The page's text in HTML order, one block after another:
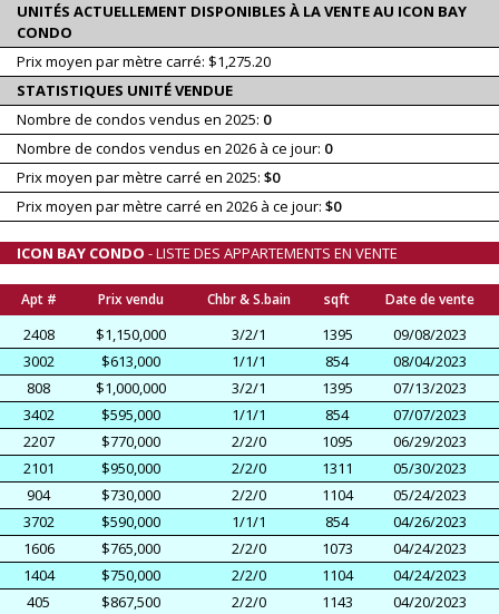
UNITÉS ACTUELLEMENT DISPONIBLES À LA VENTE AU ICON BAY
CONDO
Prix moyen par mètre carré: $1,275.20
STATISTIQUES UNITÉ VENDUE
Nombre de condos vendus en 2025: 0
Nombre de condos vendus en 2026 à ce jour: 0
Prix moyen par mètre carré en 2025: $0
Prix moyen par mètre carré en 2026 à ce jour: $0
ICON BAY CONDO - LISTE DES APPARTEMENTS EN VENTE
Apt # Prix vendu Chbr & S.bain sqft Date de vente
2408 $1,150,000 3/2/1 1395
09/08/2023
3002
$613,000 1/1/1 854
08/04/2023
808
$1,000,000 3/2/1 1395
07/13/2023
3402
$595,000 1/1/1 854
07/07/2023
2207
$770,000 2/2/0 1095
06/29/2023
2101
$950,000 2/2/0 1311
05/30/2023
904
$730,000 2/2/0 1104
05/24/2023
3702
$590,000 1/1/1 854
04/26/2023
1606
$765,000 2/2/0 1073
04/24/2023
1404
$750,000 2/2/0 1104
04/24/2023
405
$867,500 2/2/0 1143
04/20/2023